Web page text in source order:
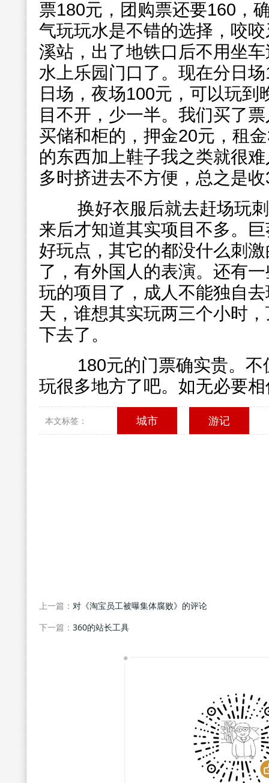
票180元，团购票还要160，
气玩玩水是不错的选择，咬
溪站，出了地铁口后不用坐
水上乐园门口了。现在分日
日场，夜场100元，可以玩到
目不开，少一半。我们买了
买储和柜的，押金20元，租
的东西加上鞋子我之类就很
多时挤进去不方便，总之是
换好衣服后就去赶场玩
来后才知道其实项目不多。
好玩点，其它的都没什么刺
了，有外国人的表演。还有
玩的项目了，成人不能独自
天，谁想其实玩两三个小时
下去了。
180元的门票确实贵。不
玩很多地方了吧。如无必要
本文标签： 城市 游记
上一篇： 对《淘宝员工被曝集体腐败》的评论
下一篇： 360的站长工具